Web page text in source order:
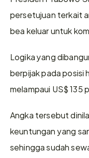
persetujuan terkait
bea keluar untuk
Logika yang
berpijak pada posisi
melampaui US$ 135
Angka tersebut
keuntungan yang
sehingga sudah